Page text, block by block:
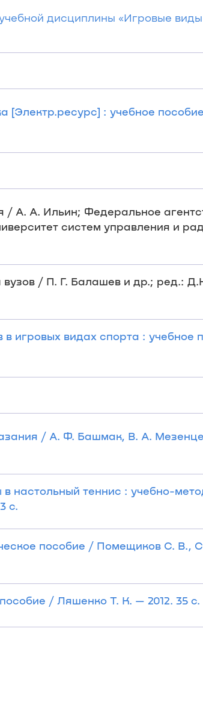
дисциплины «Игровые
[Электр.ресурс] : учебное
/ А. А. Ильин; Федеральное
систем управления и
/ П. Г. Балашев и др.; ред.:
в игровых видах спорта :
/ А. Ф. Башмак, В. А.
настольный теннис : учебно-
с.
пособие / Помещиков С. В.,
/ Ляшенко Т. К. — 2012. 35 с.